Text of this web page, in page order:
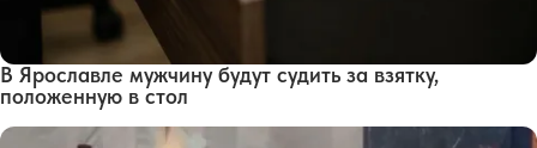
В Ярославле мужчину будут судить за взятку,
положенную в стол